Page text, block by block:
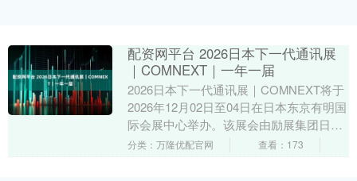
配资网平台 2026日本下一代通讯展
｜COMNEXT｜一年一届
2026日本下一代通讯展｜COMNEXT将于
2026年12月02日至04日在日本东京有明国
际会展中心举办。该展会由励展集团日本
公司主办，是专注于光通信及相关技术....
分类：万隆优配官网 查看：173